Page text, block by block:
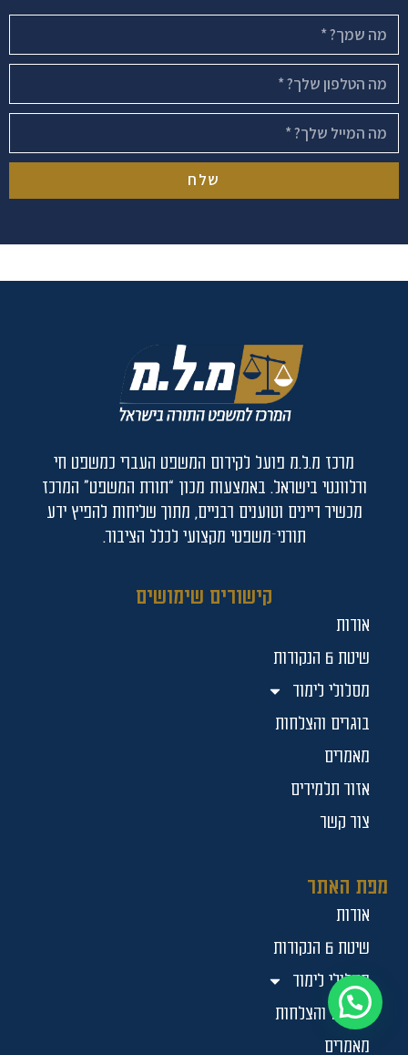
שלח
מרכז מ.ל.מ פועל לקידום המשפט העברי כמשפט חי
ורלוונטי בישראל. באמצעות מכון “תורת המשפט” המרכז
מכשיר דיינים וטוענים רבניים, מתוך שליחות להפיץ ידע
תורני־משפטי מקצועי לכלל הציבור.
מפת האתר
אודות
שיטת 6 הנקודות
מסלולי לימוד
בוגרים והצלחות
מאמרים
קישורים שימושים
אודות
שיטת 6 הנקודות
מסלולי לימוד
בוגרים והצלחות
מאמרים
אזור תלמידים
צור קשר